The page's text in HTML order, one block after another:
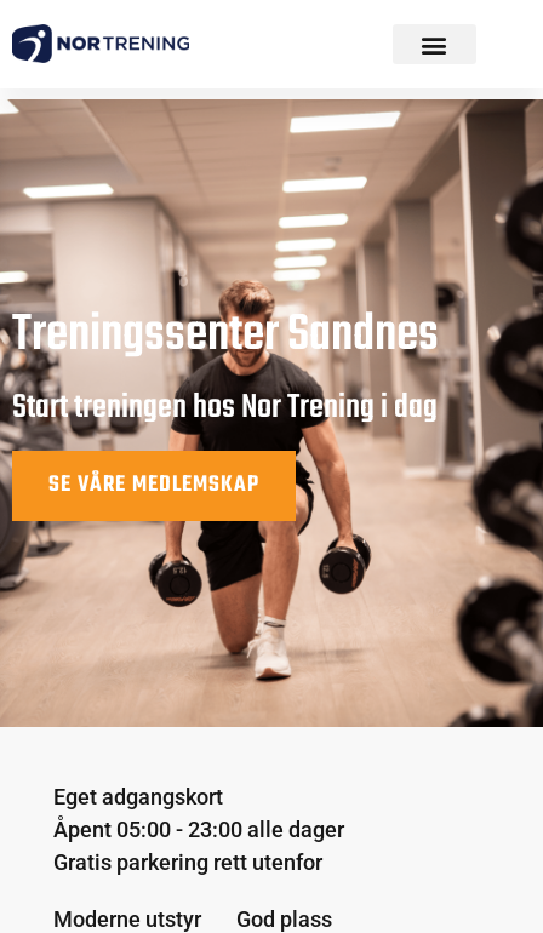
Treningssenter Sandnes
Start treningen hos Nor Trening i dag
SE VÅRE MEDLEMSKAP
Eget adgangskort
Åpent 05:00 - 23:00 alle dager
Gratis parkering rett utenfor
Moderne utstyr
God plass